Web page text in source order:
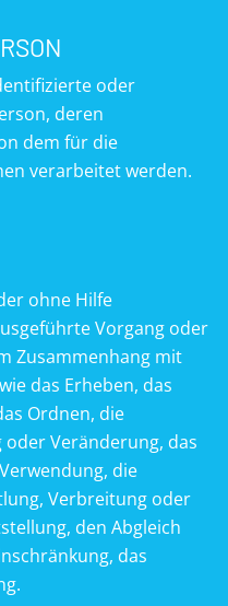
oder
deren
dem für die
verarbeitet werden.
ohne Hilfe
Vorgang oder
Zusammenhang mit
das Erheben, das
Ordnen, die
oder Veränderung, das
die
Verbreitung oder
den Abgleich
das